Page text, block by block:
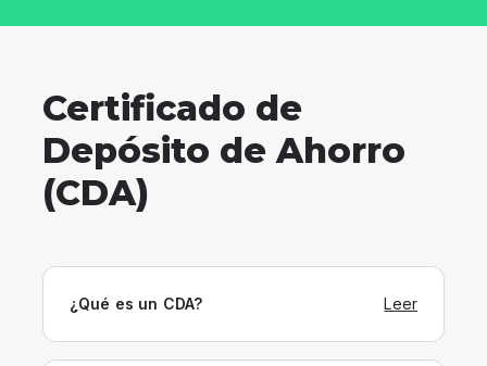
Certificado de
Depósito de Ahorro
(CDA)
¿Qué es un CDA? Leer